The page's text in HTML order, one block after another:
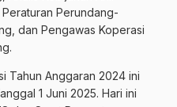
Perundang-
dan Pengawas Koperasi
Tahun Anggaran 2024 ini
1 Juni 2025. Hari ini